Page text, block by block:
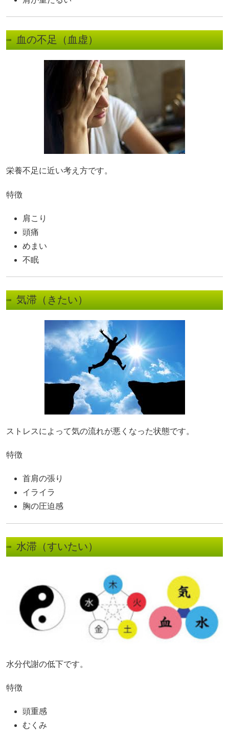
血の不足（血虚）
栄養不足に近い考え方です。
特徴
肩こり
頭痛
めまい
不眠
気滞（きたい）
ストレスによって気の流れが悪くなった状態です。
特徴
首肩の張り
イライラ
胸の圧迫感
水滞（すいたい）
水分代謝の低下です。
特徴
頭重感
むくみ